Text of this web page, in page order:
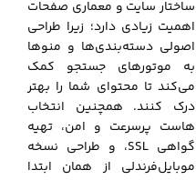
ساختار سایت و معماری صفحات
اهمیت زیادی دارد؛ زیرا طراحی
اصولی دسته‌بندی‌ها و منوها
به موتورهای جستجو کمک
می‌کند تا محتوای شما را بهتر
درک کنند. همچنین انتخاب
هاست پرسرعت و امن، تهیه
گواهی SSL، و طراحی نسخه
موبایل‌فرندلی از همان ابتدا